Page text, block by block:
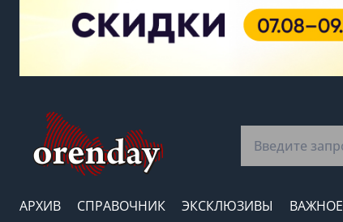
АРХИВ СПРАВОЧНИК ЭКСКЛЮЗИВЫ ВАЖНОЕ